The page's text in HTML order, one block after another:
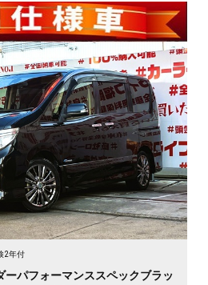
2年付
パフォーマンススペックブラッ